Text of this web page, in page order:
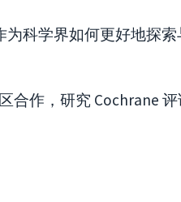
科学界如何更好地探
合作，研究 Cochrane